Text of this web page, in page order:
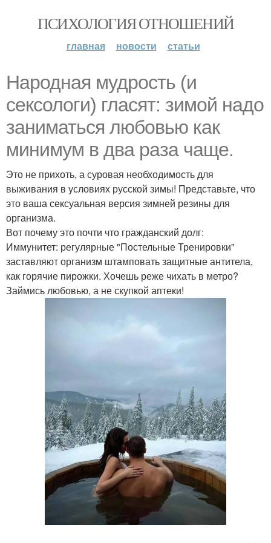
ПСИХОЛОГИЯ ОТНОШЕНИЙ
главная новости статьи
Народная мудрость (и
сексологи) гласят: зимой надо
заниматься любовью как
минимум в два раза чаще.
Это не прихоть, а суровая необходимость для
выживания в условиях русской зимы! Представьте, что
это ваша сексуальная версия зимней резины для
организма.
Вот почему это почти что гражданский долг:
Иммунитет: регулярные "Постельные Тренировки"
заставляют организм штамповать защитные антитела,
как горячие пирожки. Хочешь реже чихать в метро?
Займись любовью, а не скупкой аптеки!